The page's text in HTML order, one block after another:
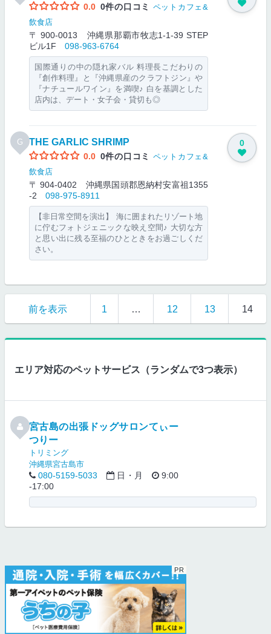
0.0 0件の口コミ
ペットカフェ&
飲食店
〒 900-0013 沖縄県那覇市牧志1-1-39 STEP
ビル1F 098-963-6764
国際通りの中の隠れ家バル 料理長こだわりの
『創作料理』と『沖縄県産のクラフトジン』や
『ナチュールワイン』を満喫♪ 白を基調とした
店内は、デート・女子会・貸切も◎
G THE GARLIC SHRIMP
0.0 0件の口コミ
ペットカフェ&
飲食店
〒 904-0402 沖縄県国頭郡恩納村安富祖1355
-2 098-975-8911
【非日常空間を演出】 海に囲まれたリゾート地
に佇むフォトジェニックな映え空間♪ 大切な方
と思い出に残る至福のひとときをお過ごしくだ
さい。
0
前を表示 1 … 12 13 14
エリア対応のペットサービス（ランダムで3つ表示）
宮古島の出張ドッグサロンてぃー
つりー
トリミング
沖縄県宮古島市
080-5159-5033 日・月
9:00
-17:00